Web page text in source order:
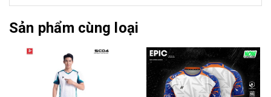
Sản phẩm cùng loại